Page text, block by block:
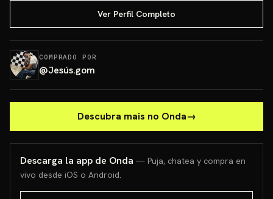
Ver Perfil Completo
COMPRADO POR
@Jesús.gom
Descubra mais no Onda→
Descarga la app de Onda — Puja, chatea y compra en
vivo desde iOS o Android.